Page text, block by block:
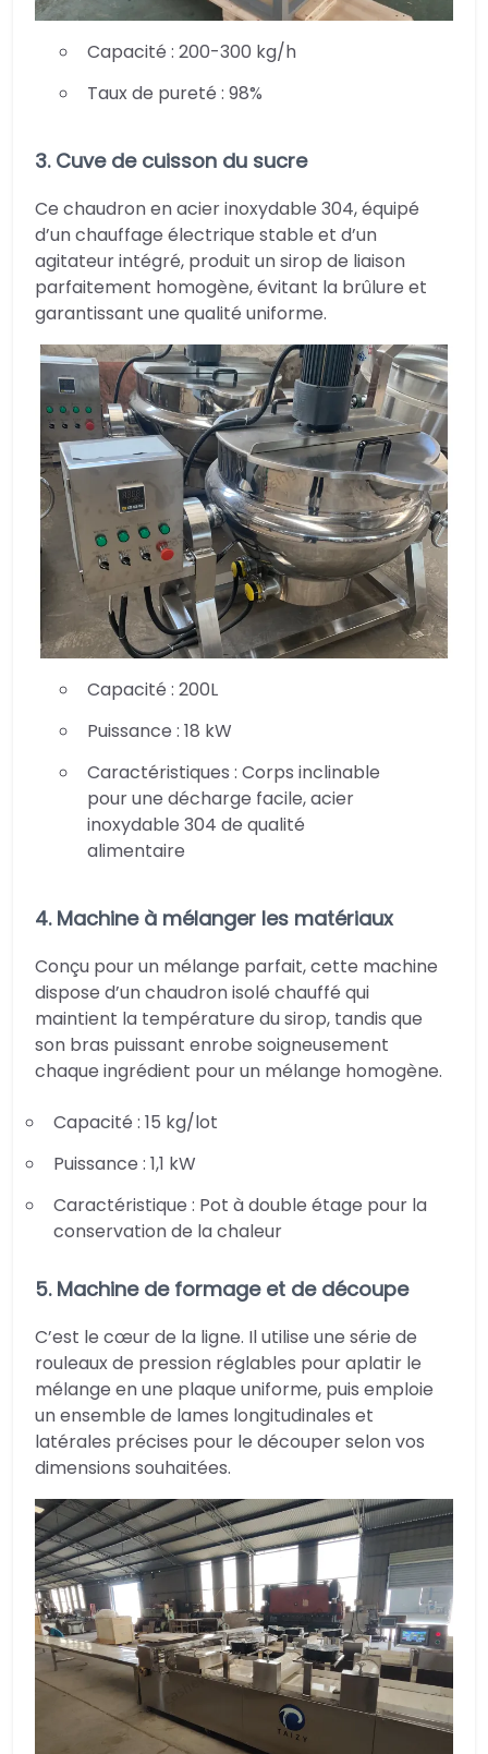
Capacité : 200-300 kg/h
Taux de pureté : 98%
3. Cuve de cuisson du sucre
Ce chaudron en acier inoxydable 304, équipé
d’un chauffage électrique stable et d’un
agitateur intégré, produit un sirop de liaison
parfaitement homogène, évitant la brûlure et
garantissant une qualité uniforme.
Capacité : 200L
Puissance : 18 kW
Caractéristiques : Corps inclinable
pour une décharge facile, acier
inoxydable 304 de qualité
alimentaire
4. Machine à mélanger les matériaux
Conçu pour un mélange parfait, cette machine
dispose d’un chaudron isolé chauffé qui
maintient la température du sirop, tandis que
son bras puissant enrobe soigneusement
chaque ingrédient pour un mélange homogène.
Capacité : 15 kg/lot
Puissance : 1,1 kW
Caractéristique : Pot à double étage pour la
conservation de la chaleur
5. Machine de formage et de découpe
C’est le cœur de la ligne. Il utilise une série de
rouleaux de pression réglables pour aplatir le
mélange en une plaque uniforme, puis emploie
un ensemble de lames longitudinales et
latérales précises pour le découper selon vos
dimensions souhaitées.